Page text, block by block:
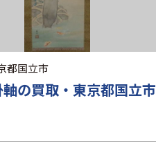
都国立市
の買取・東京都国立市